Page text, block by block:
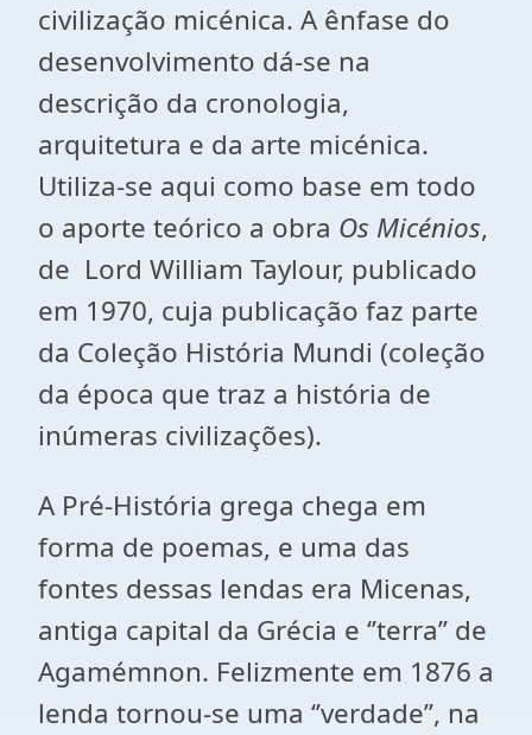
civilização micénica. A ênfase do
desenvolvimento dá-se na
descrição da cronologia,
arquitetura e da arte micénica.
Utiliza-se aqui como base em todo
o aporte teórico a obra Os Micénios,
de Lord William Taylour, publicado
em 1970, cuja publicação faz parte
da Coleção História Mundi (coleção
da época que traz a história de
inúmeras civilizações).
A Pré-História grega chega em
forma de poemas, e uma das
fontes dessas lendas era Micenas,
antiga capital da Grécia e ‘’terra’’ de
Agamémnon. Felizmente em 1876 a
lenda tornou-se uma ‘’verdade’’, na